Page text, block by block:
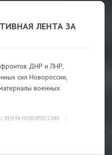
ЛЕНТА ЗА
ДНР и ЛНР,
сил Новороссии,
военных
/ ЛЕНТА НОВОРОССИИ